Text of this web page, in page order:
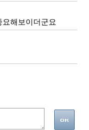
해보이더군요